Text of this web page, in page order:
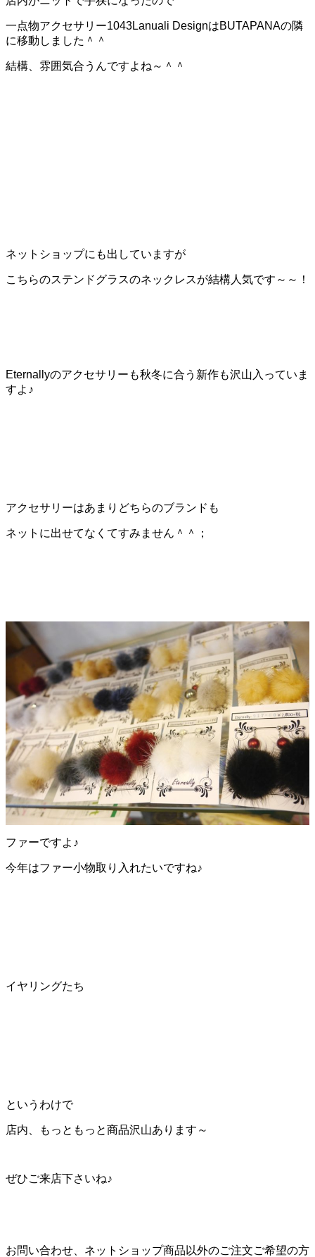
一点物アクセサリー1043Lanuali DesignはBUTAPANAの隣
に移動しました＾＾
結構、雰囲気合うんですよね～＾＾
ネットショップにも出していますが
こちらのステンドグラスのネックレスが結構人気です～～！
Eternallyのアクセサリーも秋冬に合う新作も沢山入っていま
すよ♪
アクセサリーはあまりどちらのブランドも
ネットに出せてなくてすみません＾＾；
ファーですよ♪
今年はファー小物取り入れたいですね♪
イヤリングたち
というわけで
店内、もっともっと商品沢山あります～
ぜひご来店下さいね♪
お問い合わせ、ネットショップ商品以外のご注文ご希望の方